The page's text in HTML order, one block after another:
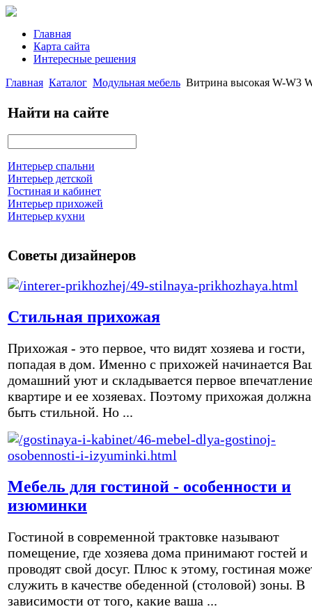
Главная
Карта сайта
Интересные решения
Главная Каталог Модульная мебель Витрина высокая W-W3
Найти на сайте
Интерьер спальни
Интерьер детской
Гостиная и кабинет
Интерьер прихожей
Интерьер кухни
Советы дизайнеров
Стильная прихожая
Прихожая - это первое, что видят хозяева и гости,
попадая в дом. Именно с прихожей начинается
домашний уют и складывается первое
квартире и ее хозяевах. Поэтому прихожая должна
быть стильной. Но ...
Мебель для гостиной - особенности и
изюминки
Гостиной в современной трактовке называют
помещение, где хозяева дома принимают гостей и
проводят свой досуг. Плюс к этому, гостиная
служить в качестве обеденной (столовой) зоны. В
зависимости от того, какие ваша ...